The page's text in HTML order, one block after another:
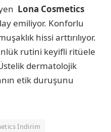
Lona Cosmetics
emiliyor. Konforlu
hissi arttırılıyor.
rutini keyifli ritüele
dermatolojik
etik duruşunu
İndirim